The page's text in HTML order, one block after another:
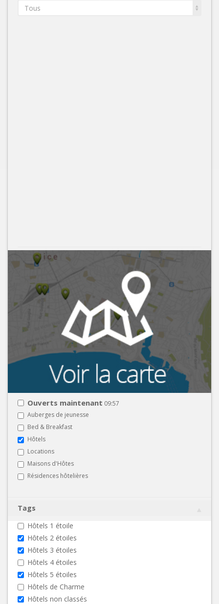
Tous
Ouverts maintenant 09:57
Auberges de jeunesse
Bed & Breakfast
Hôtels
Locations
Maisons d'Hôtes
Résidences hôtelières
Tags
Hôtels 1 étoile
Hôtels 2 étoiles
Hôtels 3 étoiles
Hôtels 4 étoiles
Hôtels 5 étoiles
Hôtels de Charme
Hôtels non classés